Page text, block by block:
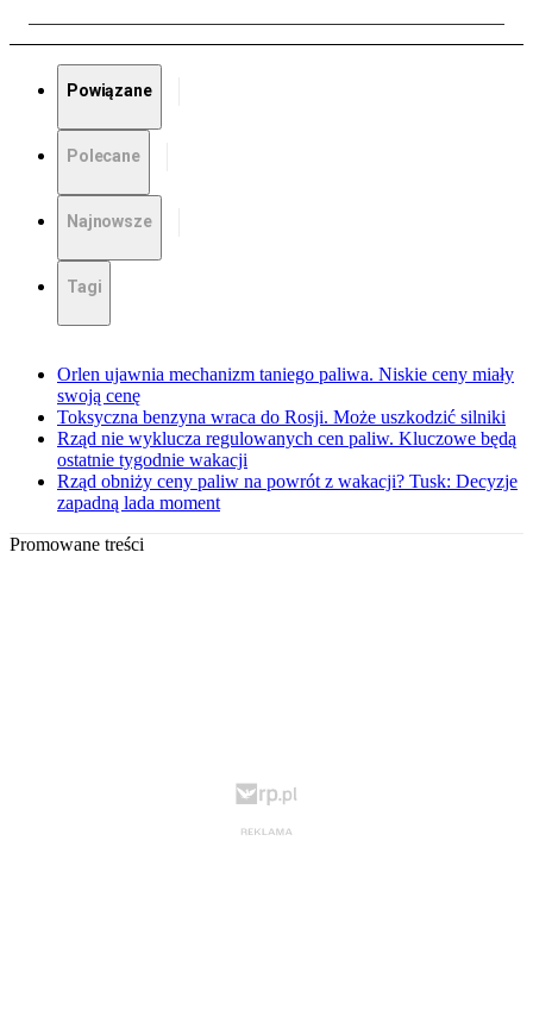
Powiązane
Polecane
Najnowsze
Tagi
Orlen ujawnia mechanizm taniego paliwa. Niskie ceny miały
swoją cenę
Toksyczna benzyna wraca do Rosji. Może uszkodzić silniki
Rząd nie wyklucza regulowanych cen paliw. Kluczowe będą
ostatnie tygodnie wakacji
Rząd obniży ceny paliw na powrót z wakacji? Tusk: Decyzje
zapadną lada moment
Promowane treści